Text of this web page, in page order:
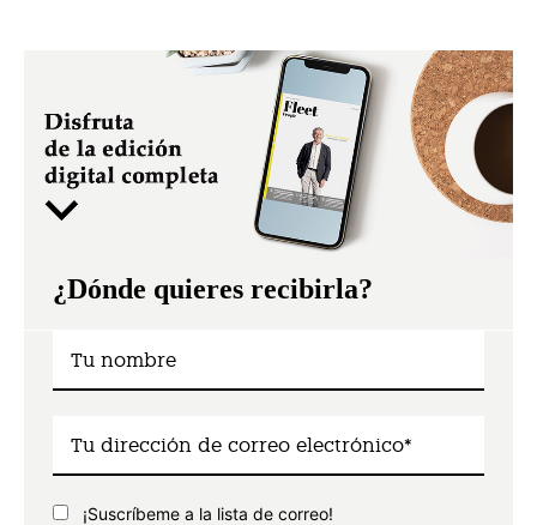
¿Dónde quieres recibirla?
¡Suscríbeme a la lista de correo!